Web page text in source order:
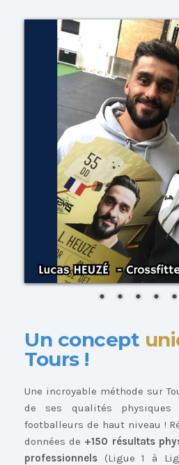
Un concept
Tours !
Une incroyable méthode sur
de ses qualités
footballeurs de haut niveau !
données de +150 résultats
professionnels (Ligue 1 à